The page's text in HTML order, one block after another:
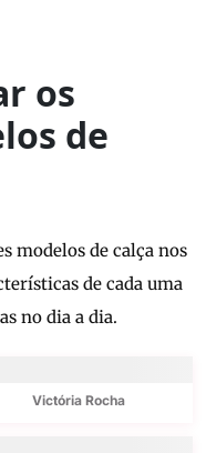
os
de
modelos de calça nos
de cada uma
no dia a dia.
Victória Rocha